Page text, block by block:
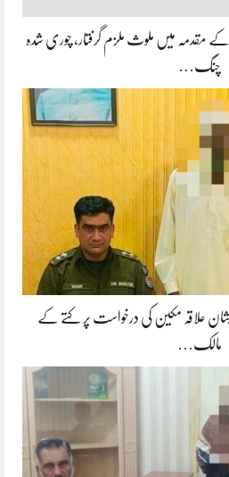
کے مقدمہ میں ملوث ملزم گرفتار، چوری شدہ
چنگ…
علاقہ مکین کی درخواست پر کتے کے
مالک…